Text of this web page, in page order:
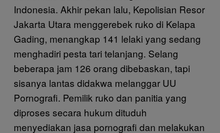
Indonesia. Akhir pekan lalu, Kepolisian Resor
Jakarta Utara menggerebek ruko di Kelapa
Gading, menangkap 141 lelaki yang sedang
menghadiri pesta tari telanjang. Selang
beberapa jam 126 orang dibebaskan, tapi
sisanya lantas didakwa melanggar UU
Pornografi. Pemilik ruko dan panitia yang
diproses secara hukum dituduh
menyediakan jasa pornografi dan melakukan